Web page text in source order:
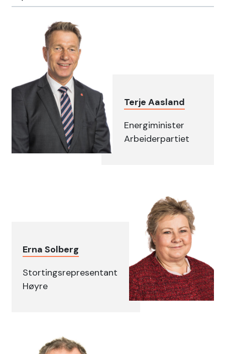
Terje Aasland
Energiminister
Arbeiderpartiet
Erna Solberg
Stortingsrepresentant
Høyre